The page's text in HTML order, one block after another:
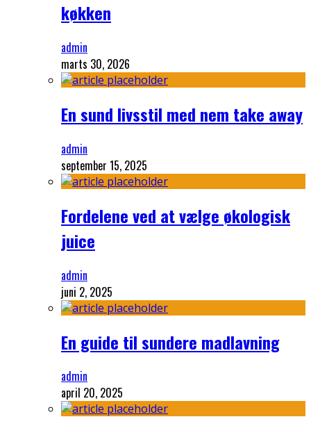
køkken
admin
marts 30, 2026
En sund livsstil med nem take away
admin
september 15, 2025
Fordelene ved at vælge økologisk
juice
admin
juni 2, 2025
En guide til sundere madlavning
admin
april 20, 2025